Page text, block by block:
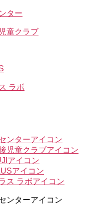
ター
童クラブ
ラボ